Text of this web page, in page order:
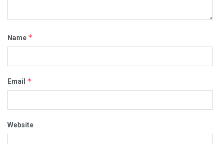
Name *
Email *
Website